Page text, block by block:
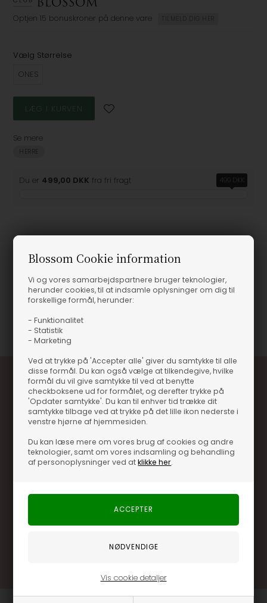
Blossom Cookie information
Vi og vores samarbejdspartnere bruger teknologier,
herunder cookies, til at indsamle oplysninger om dig til
forskellige formål, herunder:
- Funktionalitet
- Statistik
- Marketing
Ved at trykke på 'Accepter alle' giver du samtykke til alle
disse formål. Du kan også vælge at tilkendegive, hvilke
formål du vil give samtykke til ved at benytte
checkboksene ud for formålet, og derefter trykke på
'Opdater samtykke'. Du kan til enhver tid trække dit
samtykke tilbage ved at trykke på det lille ikon nederste i
venstre hjørne af hjemmesiden.
Du kan læse mere om vores brug af cookies og andre
teknologier, samt om vores indsamling og behandling
af personoplysninger ved atklikke her.
Vis cookie detaljer
Optjen 15 bonuskroner på denne vare TILMELD DIG HER
Vælg Størrelse
ONES
Se mere
HERRE
Du er 499,00 DKK fra fri fragt 499 DKK
Patch Kasket - Parajumpers
Patch Kasket - Parajumpers
Varenummer
Optjen 3% i bonuskroner når du handler
.... og mange flere fordele
Læs mere og bliv medlem